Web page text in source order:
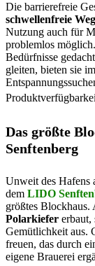
Die barrierefreie
schwellenfreie
Nutzung auch für
problemlos
Bedürfnisse
gleiten, bieten sie
Das größte
Senftenberg
Unweit des Hafens
dem LIDO
größtes Blockhaus.
Polarkiefer erbaut,
Gemütlichkeit aus.
freuen, das durch
eigene Brauerei